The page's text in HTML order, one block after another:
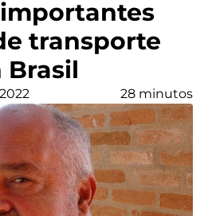
transporte
Brasil
28 minutos